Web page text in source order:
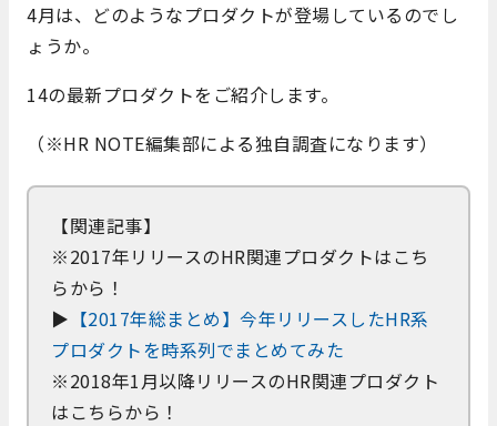
4月は、どのようなプロダクトが登場しているのでし
ょうか。
14の最新プロダクトをご紹介します。
（※HR NOTE編集部による独自調査になります）
【関連記事】
※2017年リリースのHR関連プロダクトはこち
らから！
▶ 【2017年総まとめ】今年リリースしたHR系
プロダクトを時系列でまとめてみた
※2018年1月以降リリースのHR関連プロダクト
はこちらから！